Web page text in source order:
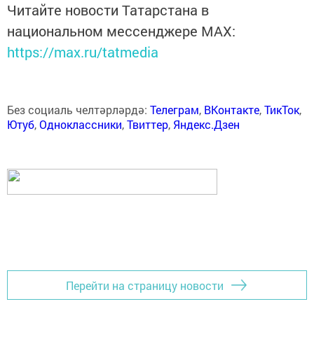
Читайте новости Татарстана в
национальном мессенджере MАХ:
https://max.ru/tatmedia
Без социаль челтәрләрдә: Телеграм, ВКонтакте,ТикТок,
Ютуб,Одноклассники,Твиттер, Яндекс.Дзен
Перейти на страницу новости